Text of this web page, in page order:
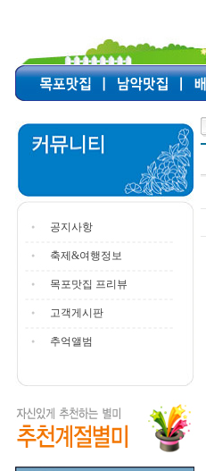
공지사항
축제&여행정보
목포맛집 프리뷰
고객게시판
추억앨범